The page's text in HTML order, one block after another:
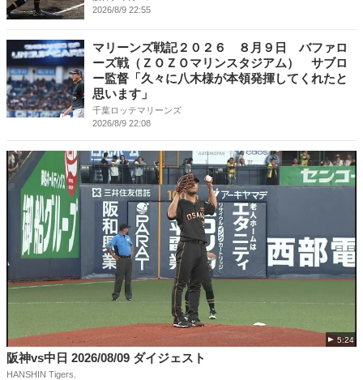
2026/8/9 22:55
マリーンズ戦記２０２６ ８月９日 バファロ
ーズ戦（ＺＯＺＯマリンスタジアム） サブロ
ー監督「久々に八木様が本領発揮してくれたと
思います」
千葉ロッテマリーンズ
2026/8/9 22:08
5:24
阪神vs中日 2026/08/09 ダイジェスト
HANSHIN Tigers.